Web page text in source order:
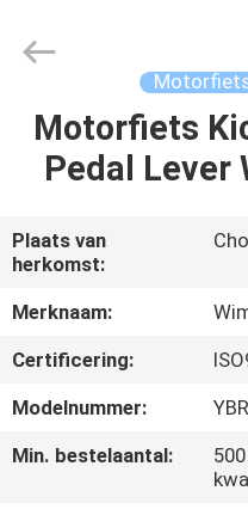
THUIS
VIDEO'S
OVER
ONS
Spare
Parts
Reserved.Motorfiets
Pedal Lever
Plaats van
herkomst:
Merknaam:
Certificering:
Modelnummer:
Min. bestelaantal: